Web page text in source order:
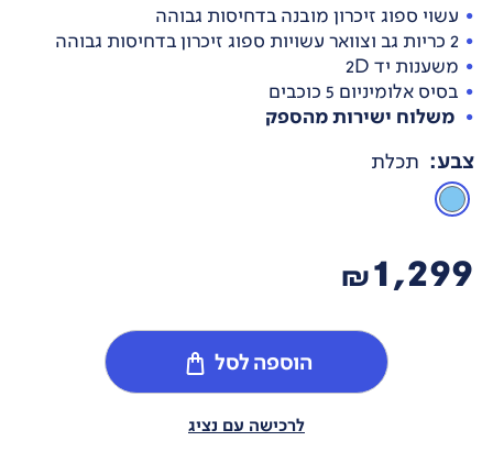
עשוי ספוג זיכרון מובנה בדחיסות גבוהה
2 כריות גב וצוואר עשויות ספוג זיכרון בדחיסות גבוהה
משענות יד 2D
בסיס אלומיניום 5 כוכבים
משלוח ישירות מהספק
צבע: תכלת
1,299
₪
הוספה לסל
לרכישה עם נציג